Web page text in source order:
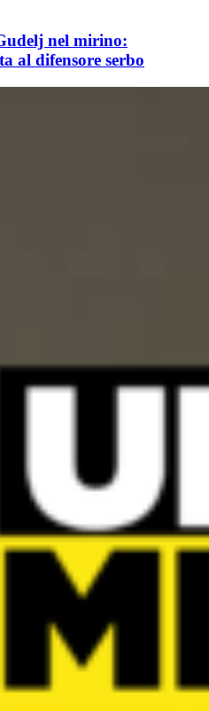
nel mirino:
al difensore serbo